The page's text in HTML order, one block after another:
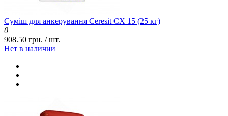
Суміш для анкерування Ceresit CX 15 (25 кг)
0
908.50 грн. / шт.
Нет в наличии